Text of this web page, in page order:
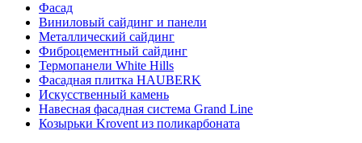
Фасад
Виниловый сайдинг и панели
Металлический сайдинг
Фиброцементный сайдинг
Термопанели White Hills
Фасадная плитка HAUBERK
Искусственный камень
Навесная фасадная система Grand Line
Козырьки Krovent из поликарбоната